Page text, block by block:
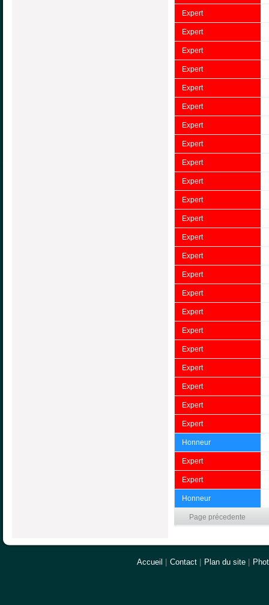
Expert
Expert
Expert
Expert
Expert
Expert
Expert
Expert
Expert
Expert
Expert
Expert
Expert
Expert
Expert
Expert
Expert
Expert
Expert
Expert
Expert
Expert
Expert
Honneur
Expert
Expert
Honneur
Page précedente
Accueil Contact Plan du site